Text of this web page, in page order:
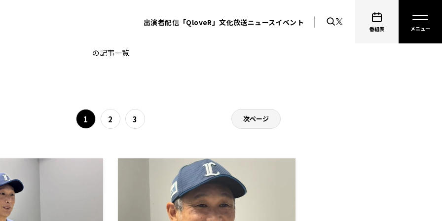
出演者配信「QloveR」文化放送ニュースイベント
番組表
の記事一覧
1 2 3 次ページ